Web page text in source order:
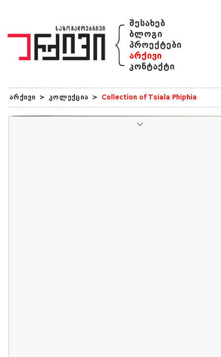
{ შესახებ
ბლოგი
პროექტები
არქივი
კონტაქტი
არქივი > კოლექცია > Collection of Tsiala Phiphia